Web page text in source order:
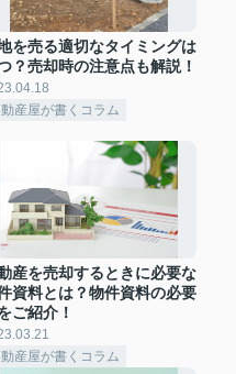
を売る適切なタイミングは
？売却時の注意点も解説！
産屋が書くコラム
産を売却するときに必要な
資料とは？物件資料の必要
ご紹介！
産屋が書くコラム